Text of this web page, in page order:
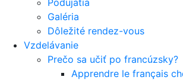
Podujatia
Galéria
Dôležité rendez-vous
Vzdelávanie
Prečo sa učiť po francúzsky?
Apprendre le français